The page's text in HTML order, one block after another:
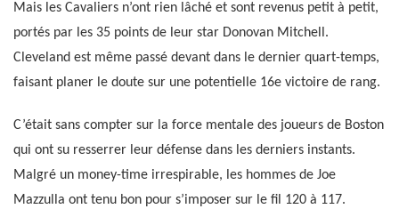
Mais les Cavaliers n’ont rien lâché et sont revenus petit à petit,
portés par les 35 points de leur star Donovan Mitchell.
Cleveland est même passé devant dans le dernier quart-temps,
faisant planer le doute sur une potentielle 16e victoire de rang.
C’était sans compter sur la force mentale des joueurs de Boston
qui ont su resserrer leur défense dans les derniers instants.
Malgré un money-time irrespirable, les hommes de Joe
Mazzulla ont tenu bon pour s’imposer sur le fil 120 à 117.